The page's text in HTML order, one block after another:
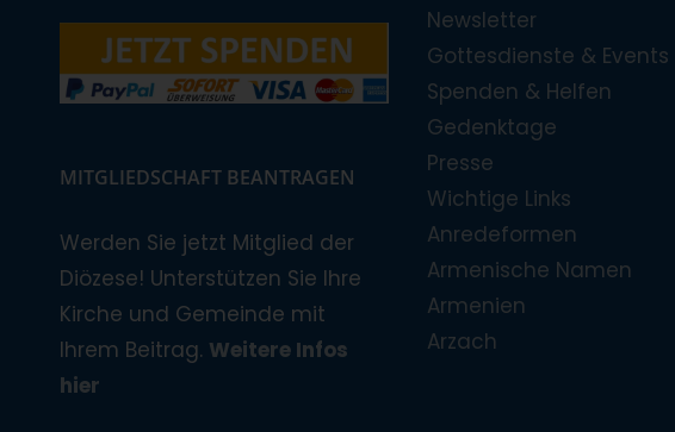
MITGLIEDSCHAFT BEANTRAGEN
Werden Sie jetzt Mitglied der
Diözese! Unterstützen Sie Ihre
Kirche und Gemeinde mit
Ihrem Beitrag. Weitere Infos
hier
Newsletter
Gottesdienste & Events
Spenden & Helfen
Gedenktage
Presse
Wichtige Links
Anredeformen
Armenische Namen
Armenien
Arzach